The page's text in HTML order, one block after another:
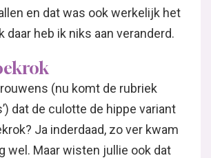
en dat was ook werkelijk het
daar heb ik niks aan veranderd.
(nu komt de rubriek
dat de culotte de hippe variant
Ja inderdaad, zo ver kwam
wel. Maar wisten jullie ook dat